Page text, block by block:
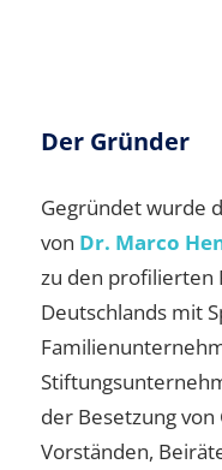
Der Gründer
Gegründet wurde
von Dr. Marco
zu den profilierten
Deutschlands mit
der Besetzung
Vorständen,